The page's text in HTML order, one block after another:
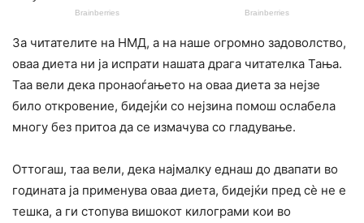
За читателите на НМД, а на наше огромно задоволство,
оваа диета ни ја испрати нашата драга читателка Тања.
Таа вели дека пронаоѓањето на оваа диета за нејзе
било откровение, бидејќи со нејзина помош ослабела
многу без притоа да се измачува со гладување.
Оттогаш, таа вели, дека најмалку еднаш до двапати во
годината ја применува оваа диета, бидејќи пред сè не е
тешка, а ги стопува вишокот килограми кои во